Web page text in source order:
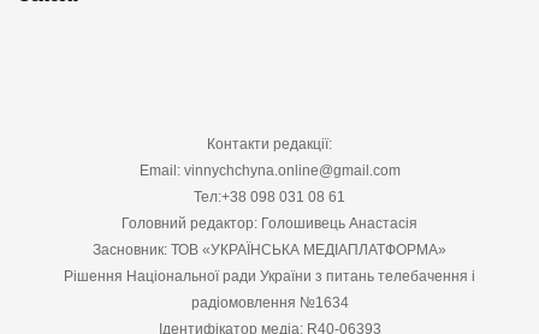
Контакти редакції:
Email: vinnychchyna.online@gmail.com
Тел:+38 098 031 08 61
Головний редактор: Голошивець Анастасія
Засновник: ТОВ «УКРАЇНСЬКА МЕДІАПЛАТФОРМА»
Рішення Національної ради України з питань телебачення і
радіомовлення №1634
Ідентифікатор медіа: R40-06393